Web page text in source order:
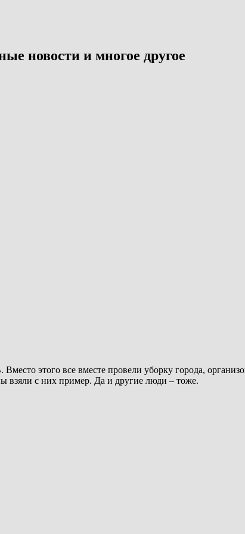
новости и многое другое
этого все вместе провели уборку города,
взяли с них пример. Да и другие люди – тоже.